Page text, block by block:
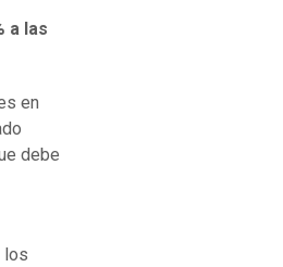
a las
en
debe
los